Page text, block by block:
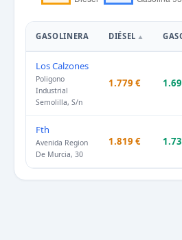
GASOLINERA DIÉSEL
Los Calzones
Poligono
Industrial
Semolilla, S/n
1.779 €
Fth
Avenida Region
De Murcia, 30
1.819 €